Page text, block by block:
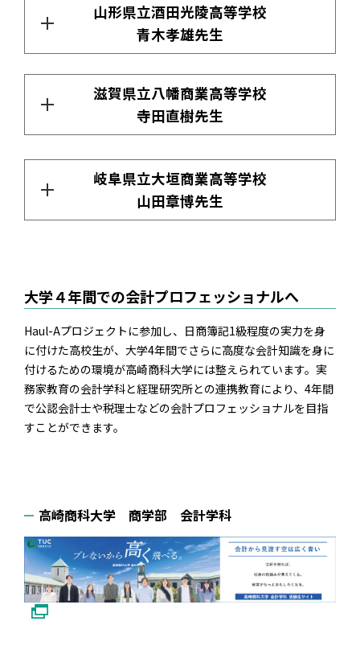
山形県立酒田光陵高等学校
青木孝雄先生
滋賀県立八幡商業高等学校
寺田直樹先生
岐阜県立大垣商業高等学校
山田章博先生
大学４年間での会計プロフェッショナルへ
Haul-Aプロジェクトに参加し、日商簿記1級程度の実力を身
に付けた高校生が、大学4年間でさらに高度な会計知識を身に
付けるための環境が高崎商科大学には整えられています。実
務家教育の会計学科と経理研究所との連携教育により、4年間
で公認会計士や税理士などの会計プロフェッショナルを目指
すことができます。
高崎商科大学 商学部 会計学科